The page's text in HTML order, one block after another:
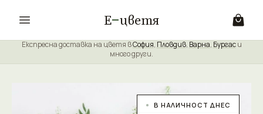
Е цветя
Експресна доставка на цветя вСофия, Пловдив, Варна, Бургаси
много други.
В НАЛИЧНОСТ ДНЕС